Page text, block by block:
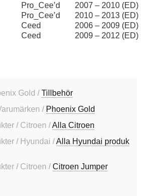
Pro_Cee’d
2007 – 2010 (ED)
Pro_Cee’d
2010 – 2013 (ED)
Ceed
2006 – 2009 (ED)
Ceed 2009 – 2012 (ED)
Gold /Tillbehör
/ Phoenix Gold
/ Citroen /Alla Citroen
/ Hyundai /Alla Hyundai produk
/ Citroen /Citroen Jumper